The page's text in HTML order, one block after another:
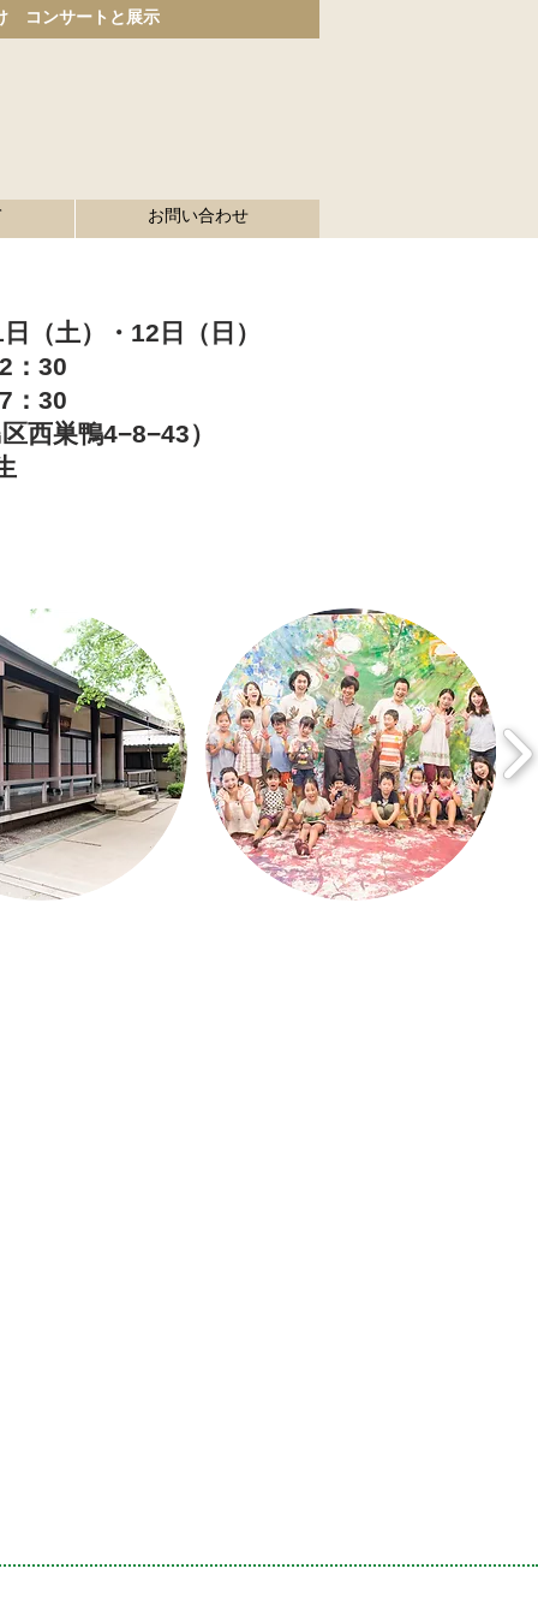
コンサートと展示
お問い合わせ
（土）・12日（日）
：30
30
西巣鴨4−8−43）